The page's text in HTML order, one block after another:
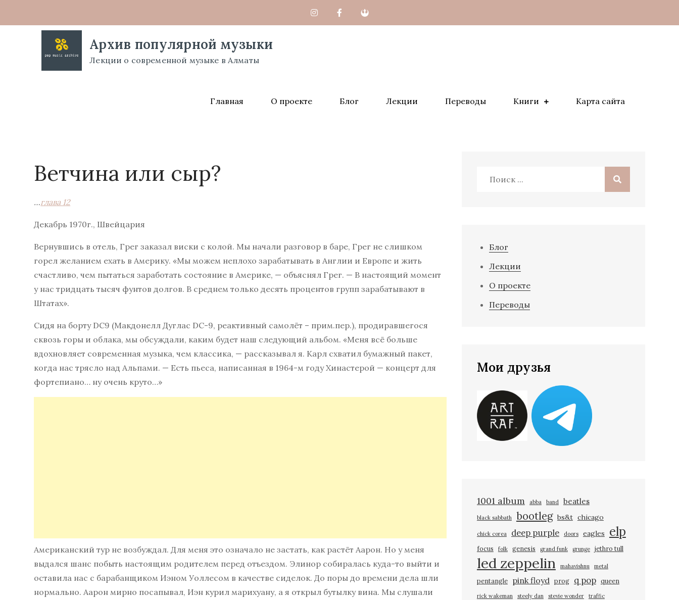
Архив популярной музыки
Лекции о современной музыке в Алматы
Главная О проекте Блог Лекции Переводы Книги Карта сайта
Ветчина или сыр?
…глава 12
Декабрь 1970г., Швейцария
Вернувшись в отель, Грег заказал виски с колой. Мы начали разговор в баре, Грег не слишком
горел желанием ехать в Америку. «Мы можем неплохо зарабатывать в Англии и Европе и жить
счастливо, чем пытаться заработать состояние в Америке, — объяснял Грег. — В настоящий момент
у нас тридцать тысяч фунтов долгов. В среднем только десять процентов групп зарабатывают в
Штатах».
Сидя на борту DC9 (Макдонелл Дуглас DC-9, реактивный самолёт – прим.пер.), продиравшегося
сквозь горы и облака, мы обсуждали, каким будет наш следующий альбом. «Меня всё больше
вдохновляет современная музыка, чем классика, — рассказывал я. Карл схватил бумажный пакет,
когда нас трясло над Альпами. — Есть пьеса, написанная в 1964-м году Хинастерой — концерт для
фортепиано… ну очень круто…»
Американский тур не возбуждал. Для меня это означало не застать, как растёт Аарон. Но у меня
выдался шанс побыть настоящим родителем перед отъездом. Элинор собиралась куда-то выйти и
оставила нас с барабанщиком Иэном Уоллесом в качестве сиделок. До поры до времени дела шли
нормально. Аарон мирно посапывал, Иэн курил марихуану, а я открыл бутылку вина. Мы слушали
Блог
Лекции
О проекте
Переводы
Мои друзья
1001 album abba band beatles
black sabbath bootleg bs&t chicago
chick corea deep purple doors eagles elp
focus folk genesis grand funk grunge jethro tull
led zeppelin mahavishnu metal
pentangle pink floyd prog q pop queen
rick wakeman steely dan stevie wonder traffic